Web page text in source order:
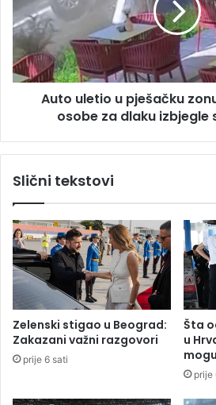
u
k
h
t
a
p
o
r
t
v
a
n
h
l
u
l
e
t
i
š
k
u
z
o
u
S
a
a
Auto uletio u pješačku
osobe za dlaku izbjegle
Slični tekstovi
Zelenski stigao u Beograd:
Zakazani važni razgovori
prije 6 sati
Šta
u
prije